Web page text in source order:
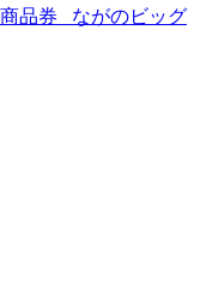
商品券 ながのビッグ